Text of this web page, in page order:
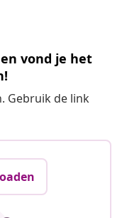
vond je het
Gebruik de link